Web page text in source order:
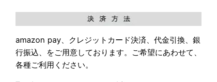
amazon pay、クレジットカード決済、代金引換、銀
行振込、をご用意しております。ご希望にあわせて、
各種ご利用ください。